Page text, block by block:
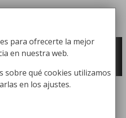
y comercialización de
para la higiene industrial
Búsqueda de productos
para ofrecerte la mejor
en nuestra web.
sobre qué cookies utilizamos
en los ajustes.